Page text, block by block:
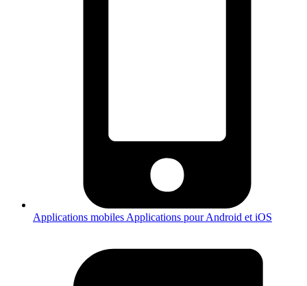
Applications mobiles Applications pour Android et iOS